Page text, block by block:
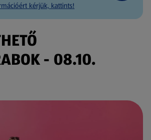
kérjük, kattints!
- 08.10.